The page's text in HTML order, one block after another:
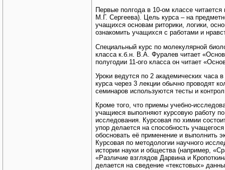
Первые полгода в 10-ом классе
М.Г. Сергеева). Цель курса – на
учащихся основам риторики, логики,
ознакомить учащихся с работами и
Специальный курс по молекулярной
класса к.б.н. В.А. Фуралев читает
полугодии 11-ого класса он читает
Уроки ведутся по 2 академических часа
курса через 3 лекции обычно проводят
семинаров используются тесты и
Кроме того, что приемы учебно-
учащиеся выполняют курсовую работу
исследования. Курсовая по химии
упор делается на способность
обосновать её применение и выполнить
Курсовая по методологии научного
истории науки и общества (например,
«Различие взглядов Дарвина и
делается на сведение «текстовых»